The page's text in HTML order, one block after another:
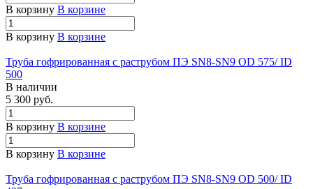
В корзину В корзине
В корзину В корзине
Труба гофрированная с раструбом ПЭ SN8-SN9 OD 575/ ID
500
В наличии
5 300 руб.
В корзину В корзине
В корзину В корзине
Труба гофрированная с раструбом ПЭ SN8-SN9 OD 500/ ID